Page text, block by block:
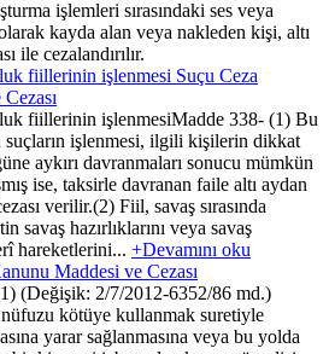
işlemleri sırasındaki ses veya
kayda alan veya nakleden kişi, altı
ile cezalandırılır.
fiillerinin işlenmesi Suçu Ceza
fiillerinin işlenmesiMadde 338- (1) Bu
suçların işlenmesi, ilgili kişilerin dikkat
aykırı davranmaları sonucu mümkün
ise, taksirle davranan faile altı aydan
verilir.(2) Fiil, savaş sırasında
savaş hazırlıklarını veya savaş
hareketlerini... +Devamını oku
Maddesi ve Cezası
(Değişik: 2/7/2012-6352/86 md.)
nüfuzu kötüye kullanmak suretiyle
yarar sağlanmasına veya bu yolda